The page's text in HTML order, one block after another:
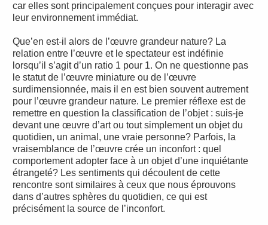
car elles sont principalement conçues pour interagir avec
leur environnement immédiat.
Que’en est-il alors de l’œuvre grandeur nature? La
relation entre l’œuvre et le spectateur est indéfinie
lorsqu’il s’agit d’un ratio 1 pour 1. On ne questionne pas
le statut de l’œuvre miniature ou de l’œuvre
surdimensionnée, mais il en est bien souvent autrement
pour l’œuvre grandeur nature. Le premier réflexe est de
remettre en question la classification de l’objet : suis-je
devant une œuvre d’art ou tout simplement un objet du
quotidien, un animal, une vraie personne? Parfois, la
vraisemblance de l’œuvre crée un inconfort : quel
comportement adopter face à un objet d’une inquiétante
étrangeté? Les sentiments qui découlent de cette
rencontre sont similaires à ceux que nous éprouvons
dans d’autres sphères du quotidien, ce qui est
précisément la source de l’inconfort.